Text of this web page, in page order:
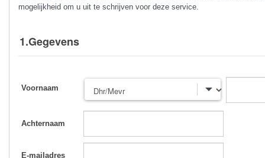
mogelijkheid om u uit te schrijven voor deze service.
1.Gegevens
Voornaam
Achternaam
E-mailadres